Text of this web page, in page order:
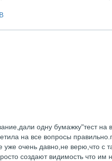
одну бумажку"тест на
на все вопросы
уже очень давно,не верю,что с
создают видимость что